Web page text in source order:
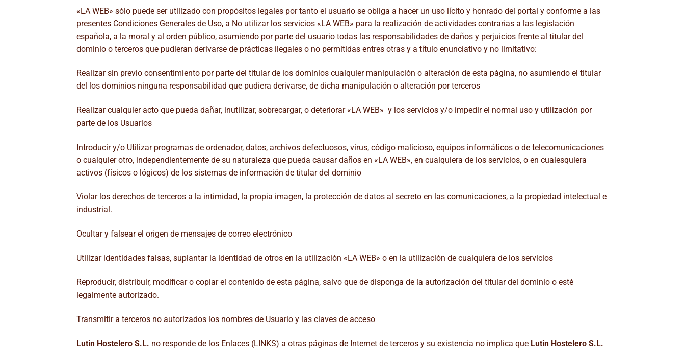
«LA WEB» sólo puede ser utilizado con propósitos legales por tanto el usuario se obliga a hacer un uso lícito y honrado del portal y conforme a las
presentes Condiciones Generales de Uso, a No utilizar los servicios «LA WEB» para la realización de actividades contrarias a las legislación
española, a la moral y al orden público, asumiendo por parte del usuario todas las responsabilidades de daños y perjuicios frente al titular del
dominio o terceros que pudieran derivarse de prácticas ilegales o no permitidas entres otras y a título enunciativo y no limitativo:
Realizar sin previo consentimiento por parte del titular de los dominios cualquier manipulación o alteración de esta página, no asumiendo el titular
del los dominios ninguna responsabilidad que pudiera derivarse, de dicha manipulación o alteración por terceros
Realizar cualquier acto que pueda dañar, inutilizar, sobrecargar, o deteriorar «LA WEB» y los servicios y/o impedir el normal uso y utilización por
parte de los Usuarios
Introducir y/o Utilizar programas de ordenador, datos, archivos defectuosos, virus, código malicioso, equipos informáticos o de telecomunicaciones
o cualquier otro, independientemente de su naturaleza que pueda causar daños en «LA WEB», en cualquiera de los servicios, o en cualesquiera
activos (físicos o lógicos) de los sistemas de información de titular del dominio
Violar los derechos de terceros a la intimidad, la propia imagen, la protección de datos al secreto en las comunicaciones, a la propiedad intelectual e
industrial.
Ocultar y falsear el origen de mensajes de correo electrónico
Utilizar identidades falsas, suplantar la identidad de otros en la utilización «LA WEB» o en la utilización de cualquiera de los servicios
Reproducir, distribuir, modificar o copiar el contenido de esta página, salvo que de disponga de la autorización del titular del dominio o esté
legalmente autorizado.
Transmitir a terceros no autorizados los nombres de Usuario y las claves de acceso
Lutin Hostelero S.L. no responde de los Enlaces (LINKS) a otras páginas de Internet de terceros y su existencia no implica que Lutin Hostelero S.L.